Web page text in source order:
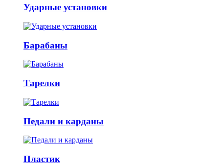
Ударные установки
Барабаны
Тарелки
Педали и карданы
Пластик